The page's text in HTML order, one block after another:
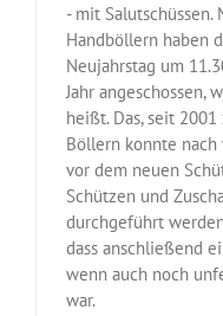
- mit
Handböllern haben
Neujahrstag um
Jahr angeschossen,
heißt. Das, seit
Böllern konnte
vor dem neuen
Schützen und
durchgeführt
dass anschließend
wenn auch noch
war.